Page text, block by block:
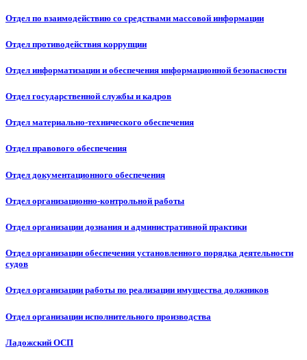
Отдел по взаимодействию со средствами массовой информации
Отдел противодействия коррупции
Отдел информатизации и обеспечения информационной безопасности
Отдел государственной службы и кадров
Отдел материально-технического обеспечения
Отдел правового обеспечения
Отдел документационного обеспечения
Отдел организационно-контрольной работы
Отдел организации дознания и административной практики
Отдел организации обеспечения установленного порядка деятельности
судов
Отдел организации работы по реализации имущества должников
Отдел организации исполнительного производства
Ладожский ОСП